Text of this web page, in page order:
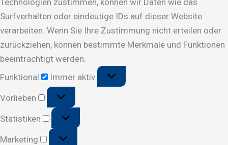
Surfverhalten oder eindeutige IDs auf dieser Website
verarbeiten. Wenn Sie Ihre Zustimmung nicht erteilen oder
zurückziehen, können bestimmte Merkmale und Funktionen
beeinträchtigt werden.
Funktional
Immer aktiv
Vorlieben
Vorlieben
Statistiken
Statistiken
Marketing
Marketing